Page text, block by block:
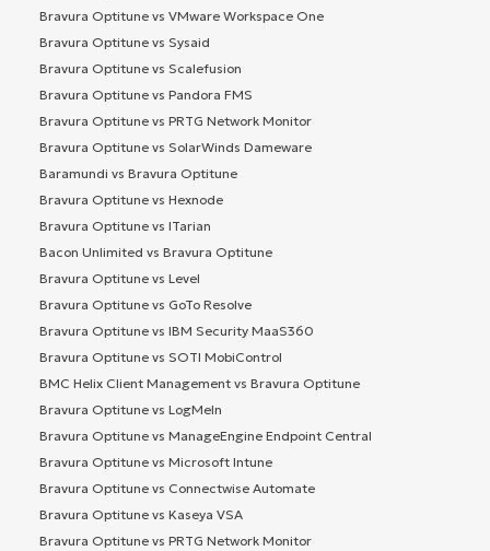
Bravura Optitune vs VMware Workspace One
Bravura Optitune vs Sysaid
Bravura Optitune vs Scalefusion
Bravura Optitune vs Pandora FMS
Bravura Optitune vs PRTG Network Monitor
Bravura Optitune vs SolarWinds Dameware
Baramundi vs Bravura Optitune
Bravura Optitune vs Hexnode
Bravura Optitune vs ITarian
Bacon Unlimited vs Bravura Optitune
Bravura Optitune vs Level
Bravura Optitune vs GoTo Resolve
Bravura Optitune vs IBM Security MaaS360
Bravura Optitune vs SOTI MobiControl
BMC Helix Client Management vs Bravura Optitune
Bravura Optitune vs LogMeIn
Bravura Optitune vs ManageEngine Endpoint Central
Bravura Optitune vs Microsoft Intune
Bravura Optitune vs Connectwise Automate
Bravura Optitune vs Kaseya VSA
Bravura Optitune vs PRTG Network Monitor